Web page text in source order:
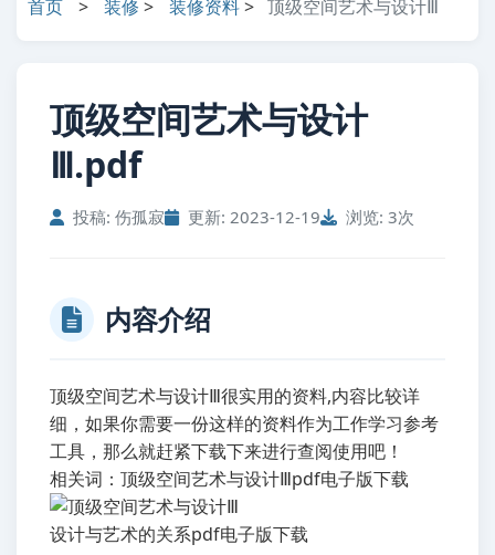
首页 > 装修 > 装修资料> 顶级空间艺术与设计Ⅲ
顶级空间艺术与设计
Ⅲ.pdf
投稿: 伤孤寂 更新: 2023-12-19 浏览: 3次
内容介绍
顶级空间艺术与设计Ⅲ很实用的资料,内容比较详
细，如果你需要一份这样的资料作为工作学习参考
工具，那么就赶紧下载下来进行查阅使用吧！
相关词：顶级空间艺术与设计Ⅲpdf电子版下载
设计与艺术的关系pdf电子版下载